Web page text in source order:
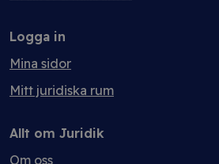
Logga in
Mina sidor
Mitt juridiska rum
Allt om Juridik
Om oss